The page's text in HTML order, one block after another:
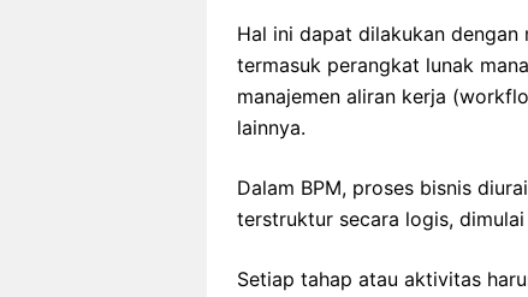
Hal ini dapat dilakukan
termasuk perangkat lunak
manajemen aliran kerja
lainnya.
Dalam BPM, proses bisnis
terstruktur secara logis,
Setiap tahap atau aktivitas